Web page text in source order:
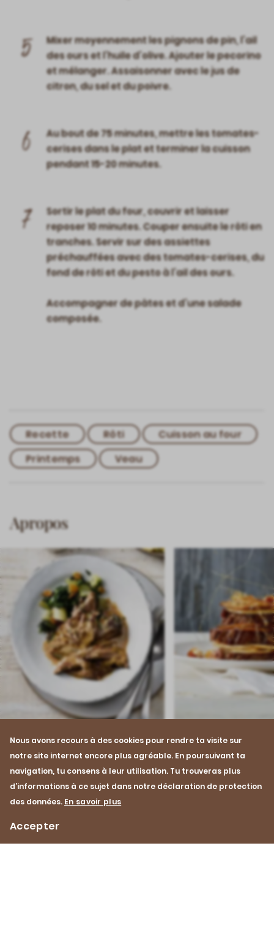
Nous avons recours à des cookies pour rendre ta visite sur
notre site internet encore plus agréable. En poursuivant ta
navigation, tu consens à leur utilisation. Tu trouveras plus
d’informations à ce sujet dans notre déclaration de protection
des données. En savoir plus
Accepter
5
Mixer moyennement les pignons de pin, l’ail
des ours et l’huile d’olive. Ajouter le pecorino
et mélanger. Assaisonner avec le jus de
citron, du sel et du poivre.
6
Au bout de 75 minutes, mettre les tomates-
cerises dans le plat et terminer la cuisson
pendant 15-20 minutes.
7
Sortir le plat du four, couvrir et laisser
reposer 10 minutes. Couper ensuite le rôti en
tranches. Servir sur des assiettes
préchauffées avec des tomates-cerises, du
fond de rôti et du pesto à l’ail des ours.
Accompagner de pâtes et d’une salade
composée.
Recette Rôti
Cuisson au four
Printemps
Veau
Apropos
Recette
Jarret de bœuf avec sauce à
l’oignon relevée
Recette
Mille-feuille festif
bœuf cuit à basse